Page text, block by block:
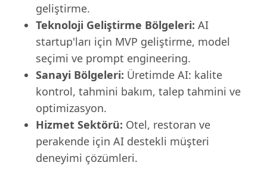
geliştirme.
Teknoloji Geliştirme Bölgeleri: AI
startup'ları için MVP geliştirme, model
seçimi ve prompt engineering.
Sanayi Bölgeleri: Üretimde AI: kalite
kontrol, tahmini bakım, talep tahmini ve
optimizasyon.
Hizmet Sektörü: Otel, restoran ve
perakende için AI destekli müşteri
deneyimi çözümleri.